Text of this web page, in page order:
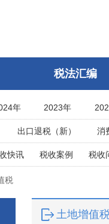
税法汇编
年 2023年
年 2018年
年 2013年
年 2008年
年
年 1998年
1993年
出口退税（新）
消
耕地占用税
土地使
税 车辆购置税
车
件、批复）
税收征
快讯 税收案例
税收
自然人电子税
税
土地增值